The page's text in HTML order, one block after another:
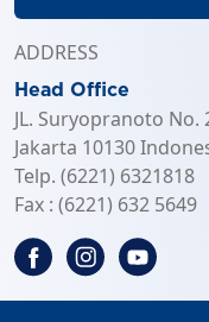
ADDRESS
Head Office
JL. Suryopranoto No.
Jakarta 10130
Telp. (6221) 6321818
Fax : (6221) 632 5649